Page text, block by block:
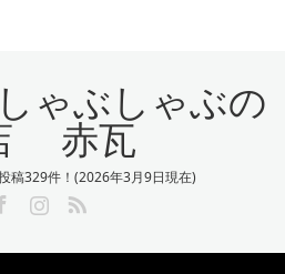
ゃぶしゃぶの
赤瓦
稿329件！(2026年3月9日現在)